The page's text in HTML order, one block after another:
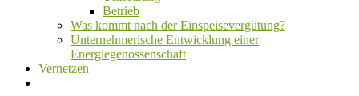
Betrieb
Was kommt nach der Einspeisevergütung?
Unternehmerische Entwicklung einer
Energiegenossenschaft
Vernetzen